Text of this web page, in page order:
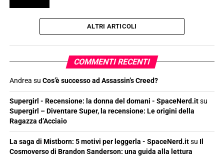
ALTRI ARTICOLI
COMMENTI RECENTI
Andrea su Cos’è successo ad Assassin’s Creed?
Supergirl - Recensione: la donna del domani - SpaceNerd.itsu
Supergirl – Diventare Super, la recensione: Le origini della
Ragazza d’Acciaio
La saga di Mistborn: 5 motivi per leggerla - SpaceNerd.itsu Il
Cosmoverso di Brandon Sanderson: una guida alla lettura